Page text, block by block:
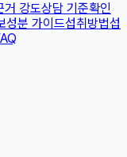
거 강도상담 기준확인
성분 가이드섭취방법섭